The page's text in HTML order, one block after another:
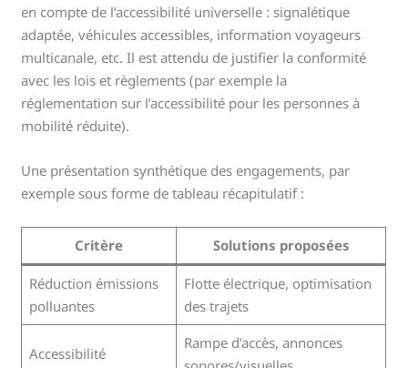
en compte de l’accessibilité universelle : signalétique
adaptée, véhicules accessibles, information voyageurs
multicanale, etc. Il est attendu de justifier la conformité
avec les lois et règlements (par exemple la
réglementation sur l’accessibilité pour les personnes à
mobilité réduite).
Une présentation synthétique des engagements, par
exemple sous forme de tableau récapitulatif :
Critère Solutions proposées
Réduction émissions
polluantes
Flotte électrique, optimisation
des trajets
Accessibilité
Rampe d’accès, annonces